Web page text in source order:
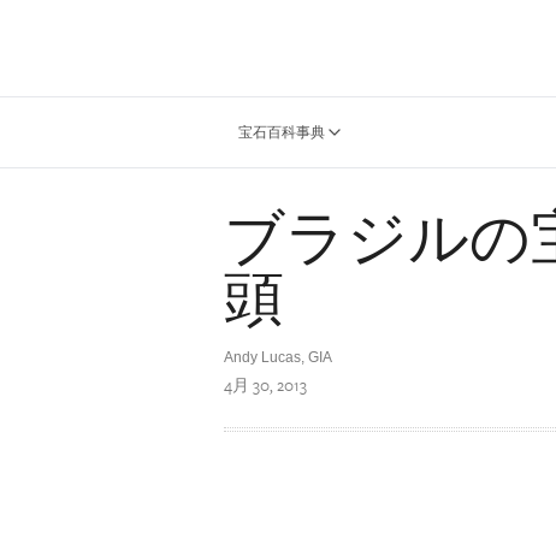
宝石百科事典
ブラジルの
頭
Andy Lucas, GIA
4月 30, 2013